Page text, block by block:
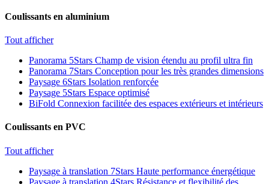
Coulissants en aluminium
Tout afficher
Panorama 5Stars Champ de vision étendu au profil ultra fin
Panorama 7Stars Conception pour les très grandes dimensions
Paysage 6Stars Isolation renforçée
Paysage 5Stars Espace optimisé
BiFold Connexion facilitée des espaces extérieurs et intérieurs
Coulissants en PVC
Tout afficher
Paysage à translation 7Stars Haute performance énergétique
Paysage à translation 4Stars Résistance et flexibilité des